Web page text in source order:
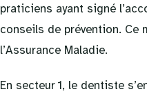
praticiens ayant signé
conseils de prévention. Ce
l’Assurance Maladie.
En secteur 1, le dentiste